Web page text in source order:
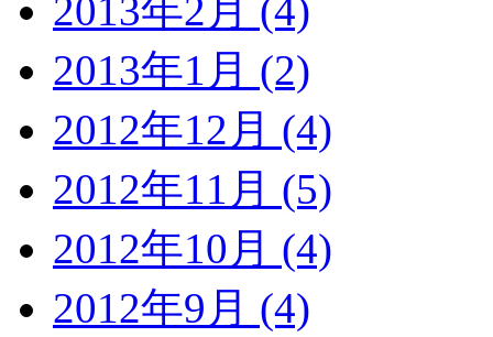
2013年2月 (4)
2013年1月 (2)
2012年12月 (4)
2012年11月 (5)
2012年10月 (4)
2012年9月 (4)